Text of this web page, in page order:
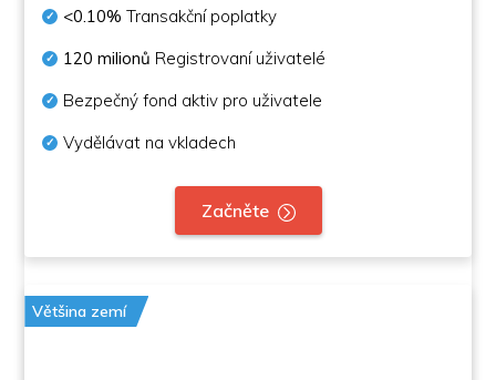
<0.10% Transakční poplatky
120 milionů Registrovaní uživatelé
Bezpečný fond aktiv pro uživatele
Vydělávat na vkladech
Začněte
Většina zemí